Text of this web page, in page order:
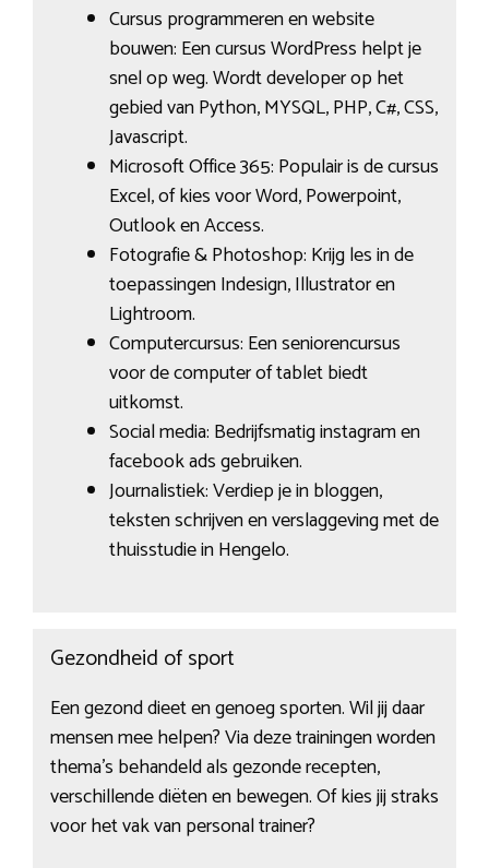
Cursus programmeren en website
bouwen: Een cursus WordPress helpt je
snel op weg. Wordt developer op het
gebied van Python, MYSQL, PHP, C#, CSS,
Javascript.
Microsoft Office 365: Populair is de cursus
Excel, of kies voor Word, Powerpoint,
Outlook en Access.
Fotografie & Photoshop: Krijg les in de
toepassingen Indesign, Illustrator en
Lightroom.
Computercursus: Een seniorencursus
voor de computer of tablet biedt
uitkomst.
Social media: Bedrijfsmatig instagram en
facebook ads gebruiken.
Journalistiek: Verdiep je in bloggen,
teksten schrijven en verslaggeving met de
thuisstudie in Hengelo.
Gezondheid of sport
Een gezond dieet en genoeg sporten. Wil jij daar
mensen mee helpen? Via deze trainingen worden
thema’s behandeld als gezonde recepten,
verschillende diëten en bewegen. Of kies jij straks
voor het vak van personal trainer?